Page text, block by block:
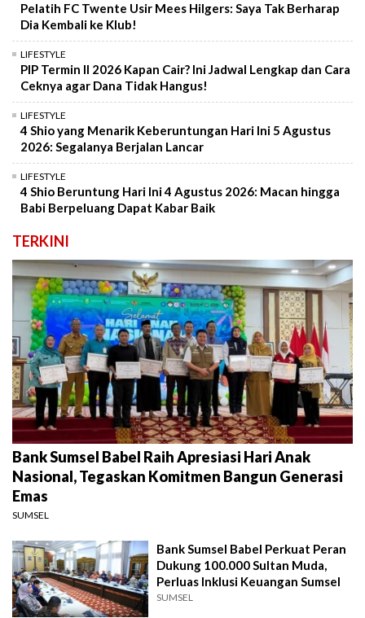
Pelatih FC Twente Usir Mees Hilgers: Saya Tak Berharap
Dia Kembali ke Klub!
LIFESTYLE
PIP Termin II 2026 Kapan Cair? Ini Jadwal Lengkap dan Cara
Ceknya agar Dana Tidak Hangus!
LIFESTYLE
4 Shio yang Menarik Keberuntungan Hari Ini 5 Agustus
2026: Segalanya Berjalan Lancar
LIFESTYLE
4 Shio Beruntung Hari Ini 4 Agustus 2026: Macan hingga
Babi Berpeluang Dapat Kabar Baik
TERKINI
Bank Sumsel Babel Raih Apresiasi Hari Anak
Nasional, Tegaskan Komitmen Bangun Generasi
Emas
SUMSEL
Bank Sumsel Babel Perkuat Peran
Dukung 100.000 Sultan Muda,
Perluas Inklusi Keuangan Sumsel
SUMSEL